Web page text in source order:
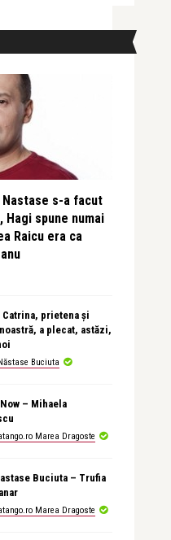
Nastase s-a facut
spune numai
Raicu era ca
Catrina, prietena și
a plecat, astăzi,
Buciuta
– Mihaela
Marea Dragoste
Buciuta – Trufia
Marea Dragoste